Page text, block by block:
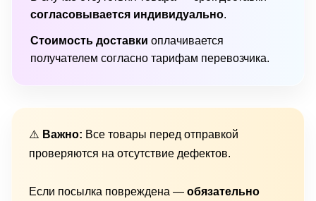
согласовывается индивидуально.
Стоимость доставки оплачивается
получателем согласно тарифам перевозчика.
⚠️ Важно: Все товары перед отправкой
проверяются на отсутствие дефектов.
Если посылка повреждена — обязательно